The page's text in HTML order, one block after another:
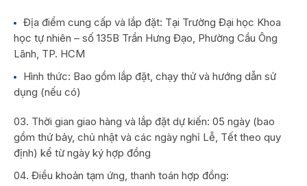
Địa điểm cung cấp và lắp đặt: Tại Trường Đại học Khoa
học tự nhiên – số 135B Trần Hưng Đạo, Phường Cầu Ông
Lãnh, TP. HCM
Hình thức: Bao gồm lắp đặt, chạy thử và hướng dẫn sử
dụng (nếu có)
Thời gian giao hàng và lắp đặt dự kiến: 05 ngày (bao
gồm thứ bảy, chủ nhật và các ngày nghỉ Lễ, Tết theo quy
định) kể từ ngày ký hợp đồng
Điều khoản tạm ứng, thanh toán hợp đồng: